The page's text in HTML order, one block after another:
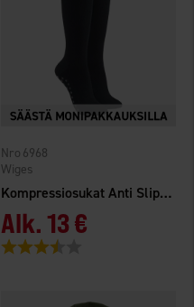
Kompressiosukat Anti Slip 18-22 mmHg
Wiges
6968
Alk. 13 €
Arvio: